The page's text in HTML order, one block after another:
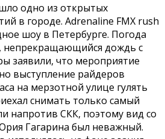
одно из открытых
в городе. Adrenaline FMX rush
шоу в Петербурге. Погода
непрекращающийся дождь с
заявили, что мероприятие
выступление райдеров
на мерзотной улице гулять
снимать только самый
напротив СКК, поэтому вид со
Гагарина был неважный.